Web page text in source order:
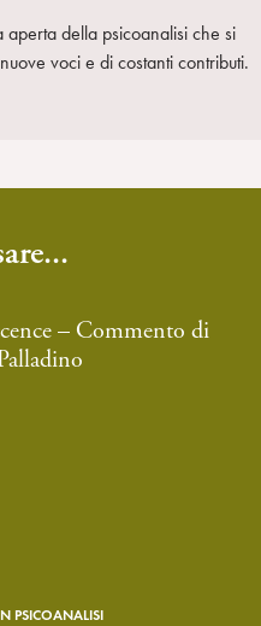
aperta della psicoanalisi che si
voci e di costanti contributi.
– Commento di
PSICOANALISI